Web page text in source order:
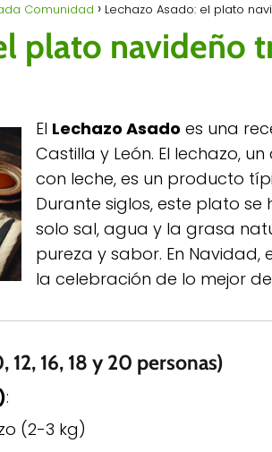
Comunidad Lechazo Asado: el plato
plato navideño
El Lechazo Asado es una
Castilla y León. El lechazo,
con leche, es un producto
Durante siglos, este plato
solo sal, agua y la grasa
pureza y sabor. En
la celebración de lo mejor
16, 18 y 20 personas)
:
(2-3 kg)